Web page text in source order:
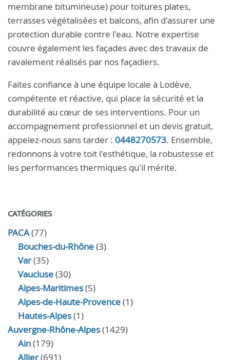
membrane bitumineuse) pour toitures plates,
terrasses végétalisées et balcons, afin d'assurer une
protection durable contre l'eau. Notre expertise
couvre également les façades avec des travaux de
ravalement réalisés par nos façadiers.
Faites confiance à une équipe locale à Lodève,
compétente et réactive, qui place la sécurité et la
durabilité au cœur de ses interventions. Pour un
accompagnement professionnel et un devis gratuit,
appelez-nous sans tarder : 0448270573. Ensemble,
redonnons à votre toit l'esthétique, la robustesse et
les performances thermiques qu'il mérite.
CATÉGORIES
PACA(77)
Bouches-du-Rhône(3)
Var(35)
Vaucluse(30)
Alpes-Maritimes(5)
Alpes-de-Haute-Provence(1)
Hautes-Alpes(1)
Auvergne-Rhône-Alpes(1429)
Ain(179)
Allier(691)